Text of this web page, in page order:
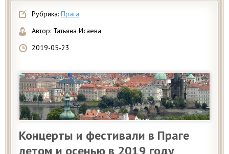
Рубрика: Прага
Автор: Татьяна Исаева
2019-05-23
Концерты и фестивали в Праге
летом и осенью в 2019 году